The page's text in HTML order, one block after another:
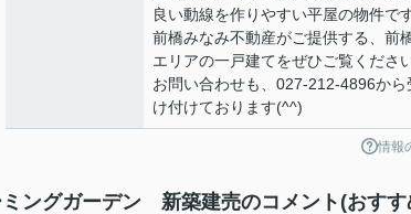
良い動線を作りやすい平屋の物件で
前橋みなみ不動産がご提供する、前
エリアの一戸建てをぜひご覧くださ
お問い合わせも、027-212-4896から
け付けております(^^)
情報
ングガーデン 新築建売のコメント(おすす